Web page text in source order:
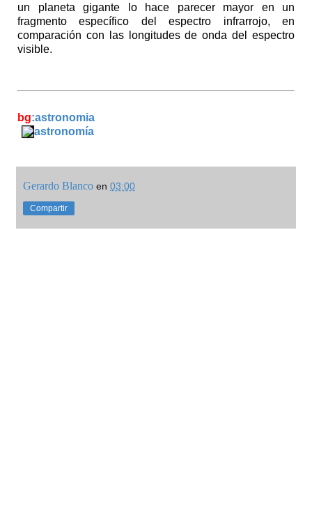
un planeta gigante lo hace parecer mayor en un
fragmento específico del espectro infrarrojo, en
comparación con las longitudes de onda del espectro
visible.
bg:astronomia
astronomía
Gerardo Blanco en 03:00
Compartir